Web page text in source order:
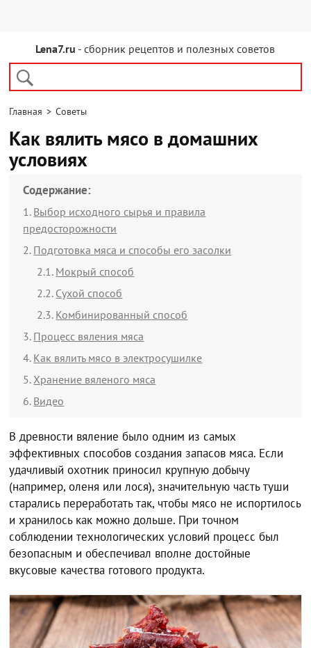
Lena7.ru - сборник рецептов и полезных советов
Главная >Советы
Как вялить мясо в домашних
условиях
Содержание:
Выбор исходного сырья и правила
предосторожности
Подготовка мяса и способы его засолки
Мокрый способ
Сухой способ
Комбинированный способ
Процесс вяления мяса
Как вялить мясо в электросушилке
Хранение вяленого мяса
Видео
В древности вяление было одним из самых
эффективных способов создания запасов мяса. Если
удачливый охотник приносил крупную добычу
(например, оленя или лося), значительную часть туши
старались переработать так, чтобы мясо не испортилось
и хранилось как можно дольше. При точном
соблюдении технологических условий процесс был
безопасным и обеспечивал вполне достойные
вкусовые качества готового продукта.